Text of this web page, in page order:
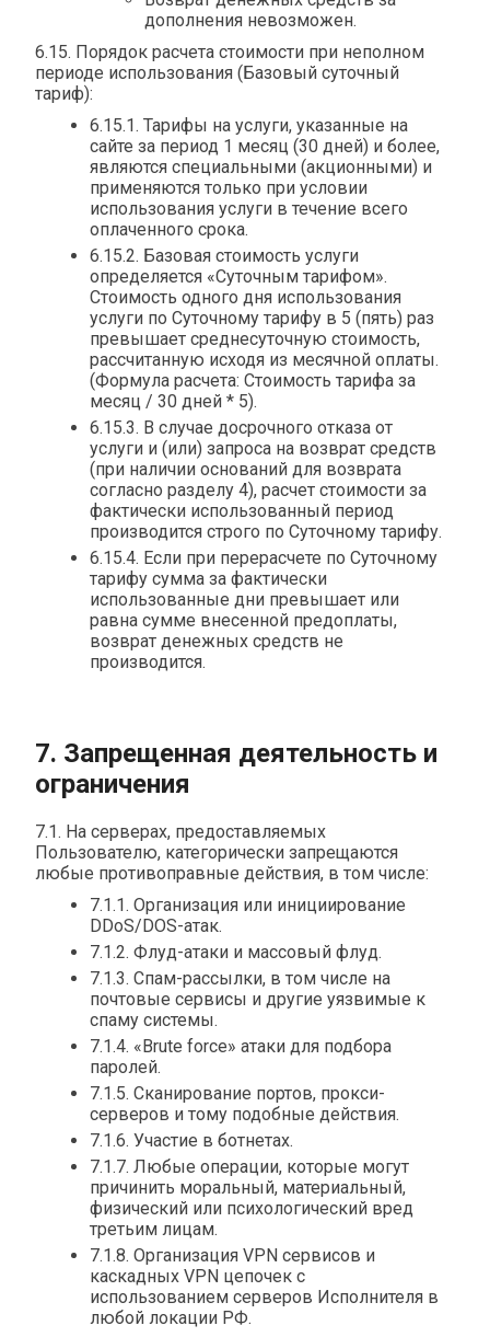
дополнения невозможен.
6.15. Порядок расчета стоимости при неполном
периоде использования (Базовый суточный
тариф):
6.15.1. Тарифы на услуги, указанные на
сайте за период 1 месяц (30 дней) и более,
являются специальными (акционными) и
применяются только при условии
использования услуги в течение всего
оплаченного срока.
6.15.2. Базовая стоимость услуги
определяется «Суточным тарифом».
Стоимость одного дня использования
услуги по Суточному тарифу в 5 (пять) раз
превышает среднесуточную стоимость,
рассчитанную исходя из месячной оплаты.
(Формула расчета: Стоимость тарифа за
месяц / 30 дней * 5).
6.15.3. В случае досрочного отказа от
услуги и (или) запроса на возврат средств
(при наличии оснований для возврата
согласно разделу 4), расчет стоимости за
фактически использованный период
производится строго по Суточному тарифу.
6.15.4. Если при перерасчете по Суточному
тарифу сумма за фактически
использованные дни превышает или
равна сумме внесенной предоплаты,
возврат денежных средств не
производится.
7. Запрещенная деятельность и
ограничения
7.1. На серверах, предоставляемых
Пользователю, категорически запрещаются
любые противоправные действия, в том числе:
7.1.1. Организация или инициирование
DDoS/DOS-атак.
7.1.2. Флуд-атаки и массовый флуд.
7.1.3. Спам-рассылки, в том числе на
почтовые сервисы и другие уязвимые к
спаму системы.
7.1.4. «Brute force» атаки для подбора
паролей.
7.1.5. Сканирование портов, прокси-
серверов и тому подобные действия.
7.1.6. Участие в ботнетах.
7.1.7. Любые операции, которые могут
причинить моральный, материальный,
физический или психологический вред
третьим лицам.
7.1.8. Организация VPN сервисов и
каскадных VPN цепочек с
использованием серверов Исполнителя в
любой локации РФ.